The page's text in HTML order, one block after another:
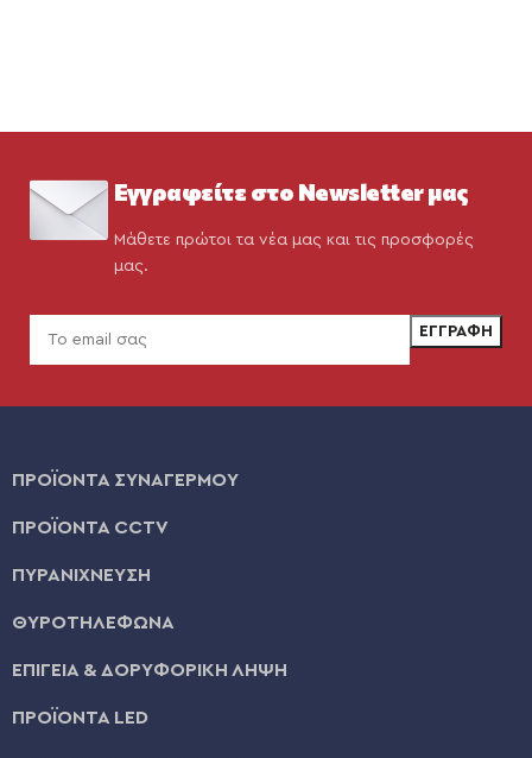
Εγγραφείτε στο Newsletter μας
Μάθετε πρώτοι τα νέα μας και τις προσφορές
μας.
ΠΡΟΪΟΝΤΑ ΣΥΝΑΓΕΡΜΟΥ
ΠΡΟΪΟΝΤΑ CCTV
ΠΥΡΑΝΙΧΝΕΥΣΗ
ΘΥΡΟΤΗΛΕΦΩΝΑ
ΕΠΙΓΕΙΑ & ΔΟΡΥΦΟΡΙΚΗ ΛΗΨΗ
ΠΡΟΪΟΝΤΑ LED